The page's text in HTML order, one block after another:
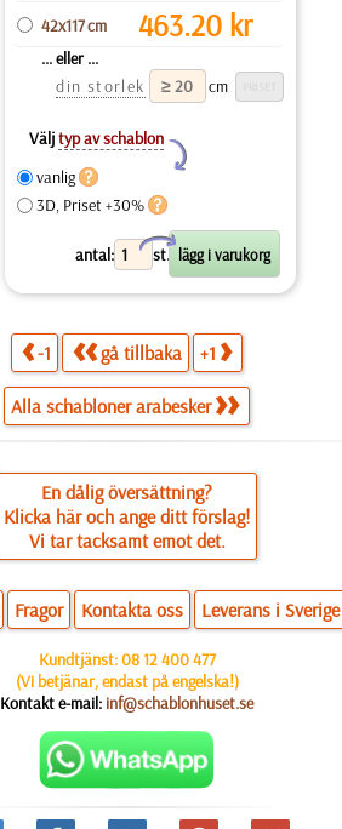
42x117 cm 463.20kr
... eller ...
din storlek
cm
Väljtyp av schablon
Y
vanlig
3D, Priset +30%
antal: st.
X
-1 gå tillbaka +1
Alla schabloner arabesker
En dålig översättning?
Klicka här och ange ditt förslag!
Vi tar tacksamt emot det.
Fragor Kontakta oss Leverans i Sverige
Kundtjänst:08 12 400 477
(Vi betjänar, endast på engelska!)
Kontakt e-mail: inf@schablonhuset.se